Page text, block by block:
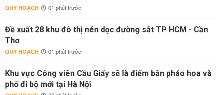
QUY HOẠCH 01 phút trước
Đề xuất 28 khu đô thị nén dọc đường sắt TP HCM - Cần
Thơ
QUY HOẠCH 01 phút trước
Khu vực Công viên Cầu Giấy sẽ là điểm bắn pháo hoa và
phố đi bộ mới tại Hà Nội